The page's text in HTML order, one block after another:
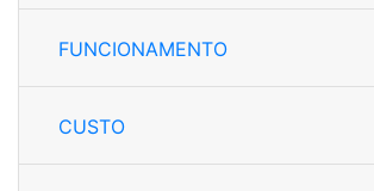
FUNCIONAMENTO
CUSTO